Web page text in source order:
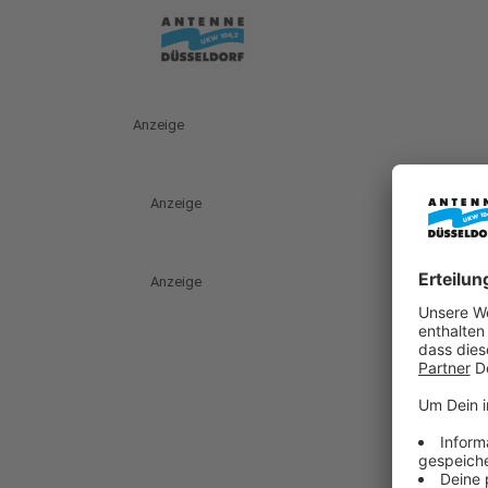
Anzeige
Anzeige
Anzeige